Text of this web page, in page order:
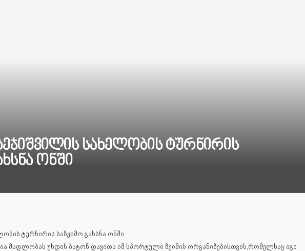
სახელობის ტურნირის
ონში
ტურნირის საზეიმო გახსნა ონში.
მადლობას უხდის ბატონ დავითს იმ სპორტული ზეიმის ორგანიზებისთვის,რომელსაც იგი